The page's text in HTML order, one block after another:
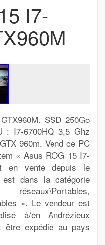
I7-
SSD 250Go
: I7-6700HQ 3,5 Ghz
960m. Vend ce PC
« Asus ROG 15 I7-
en vente depuis le
dans la catégorie
». Le vendeur est
à/en Andrézieux
être expédié au pays